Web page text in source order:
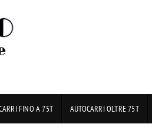
FINO A 75T AUTOCARRI OLTRE 75T